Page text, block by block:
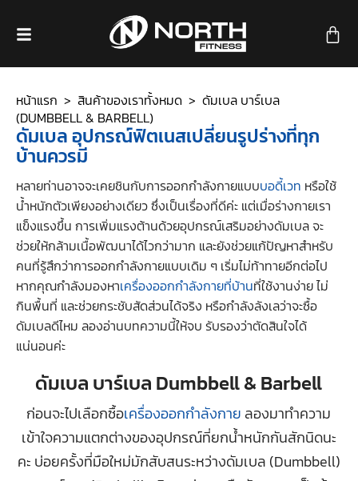
หน้าแรก >สินค้าของเราทั้งหมด > ดัมเบล บาร์เบล
(DUMBBELL & BARBELL)
ดัมเบล อุปกรณ์ฟิตเนสเปลี่ยนรูปร่างที่ทุก
บ้านควรมี
หลายท่านอาจจะเคยชินกับการออกกำลังกายแบบบอดี้เวท หรือใช้
น้ำหนักตัวเพียงอย่างเดียว ซึ่งเป็นเรื่องที่ดีค่ะ แต่เมื่อร่างกายเรา
แข็งแรงขึ้น การเพิ่มแรงต้านด้วยอุปกรณ์เสริมอย่างดัมเบล จะ
ช่วยให้กล้ามเนื้อพัฒนาได้ไวกว่ามาก และยังช่วยแก้ปัญหาสำหรับ
คนที่รู้สึกว่าการออกกำลังกายแบบเดิม ๆ เริ่มไม่ท้าทายอีกต่อไป
หากคุณกำลังมองหาเครื่องออกกําลังกายที่บ้านที่ใช้งานง่าย ไม่
กินพื้นที่ และช่วยกระชับสัดส่วนได้จริง หรือกำลังลังเลว่าจะซื้อ
ดัมเบลดีไหม ลองอ่านบทความนี้ให้จบ รับรองว่าตัดสินใจได้
แน่นอนค่ะ
ดัมเบล บาร์เบล Dumbbell & Barbell
ก่อนจะไปเลือกซื้อเครื่องออกกำลังกาย ลองมาทำความ
เข้าใจความแตกต่างของอุปกรณ์ที่ยกน้ำหนักกันสักนิดนะ
คะ บ่อยครั้งที่มือใหม่มักสับสนระหว่างดัมเบล (Dumbbell)